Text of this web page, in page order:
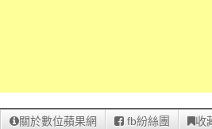
關於數位蘋果網 fb紛絲團 收